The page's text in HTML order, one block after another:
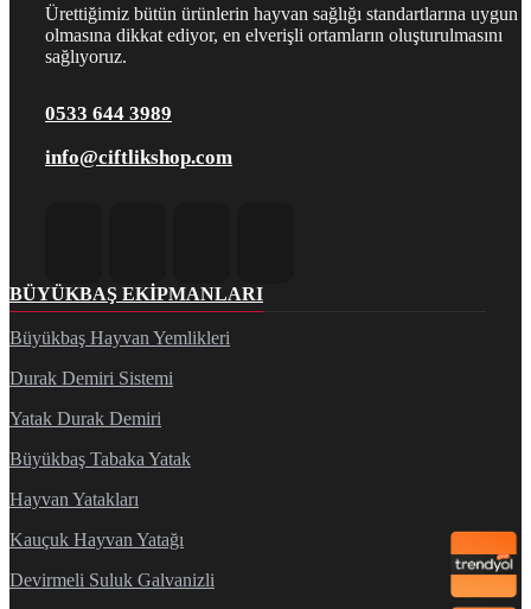
Ürettiğimiz bütün ürünlerin hayvan sağlığı standartlarına uygun
olmasına dikkat ediyor, en elverişli ortamların oluşturulmasını
sağlıyoruz.
0533 644 3989
info@ciftlikshop.com
BÜYÜKBAŞ EKIPMANLARI
Büyükbaş Hayvan Yemlikleri
Durak Demiri Sistemi
Yatak Durak Demiri
Büyükbaş Tabaka Yatak
Hayvan Yatakları
Kauçuk Hayvan Yatağı
Devirmeli Suluk Galvanizli